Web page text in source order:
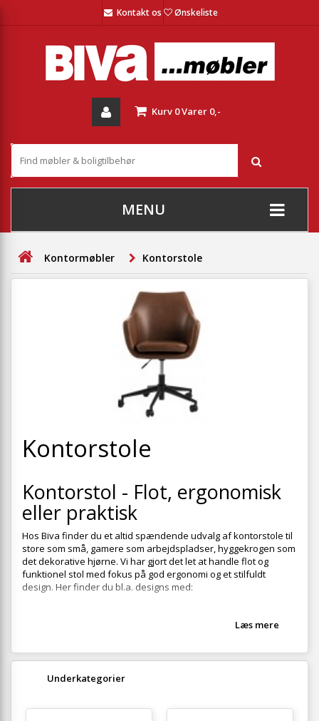
Kontakt os Ønskeliste
Kurv 0Varer 0,-
MENU
+
STUE
TÆPPER
HAVEMØBLER
ENTREMØBLER
SPAR PENGE PÅ UDVALGTE VARER
Kontormøbler Kontorstole
Kontorstole
Kontorstol - Flot, ergonomisk
eller praktisk
Hos Biva finder du et altid spændende udvalg af kontorstole til
store som små, gamere som arbejdspladser, hyggekrogen som
det dekorative hjørne. Vi har gjort det let at handle flot og
funktionel stol med fokus på god ergonomi og et stilfuldt
design. Her finder du bl.a. designs med:
• Siddejustering
• Ergonomisk design
Læs mere
Underkategorier